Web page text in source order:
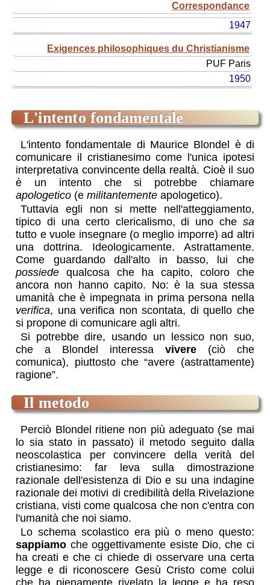
Correspondance
1947
Exigences philosophiques du Christianisme
PUF Paris
1950
L'intento fondamentale
L'intento fondamentale di Maurice Blondel è di
comunicare il cristianesimo come l'unica ipotesi
interpretativa convincente della realtà. Cioè il suo
è un intento che si potrebbe chiamare
apologetico (emilitantemente apologetico).
Tuttavia egli non si mette nell'atteggiamento,
tipico di una certo clericalismo, di uno che sa
tutto e vuole insegnare (o meglio imporre) ad altri
una dottrina. Ideologicamente. Astrattamente.
Come guardando dall'alto in basso, lui che
possiede qualcosa che ha capito, coloro che
ancora non hanno capito. No: è la sua stessa
umanità che è impegnata in prima persona nella
verifica, una verifica non scontata, di quello che
si propone di comunicare agli altri.
Si potrebbe dire, usando un lessico non suo,
che a Blondel interessa vivere(ciò che
comunica), piuttosto che “avere (astrattamente)
ragione”.
Il metodo
Perciò Blondel ritiene non più adeguato (se mai
lo sia stato in passato) il metodo seguito dalla
neoscolastica per convincere della verità del
cristianesimo: far leva sulla dimostrazione
razionale dell'esistenza di Dio e su una indagine
razionale dei motivi di credibilità della Rivelazione
cristiana, visti come qualcosa che non c'entra con
l'umanità che noi siamo.
Lo schema scolastico era più o meno questo:
sappiamo che oggettivamente esiste Dio, che ci
ha creati e che ci chiede di osservare una certa
legge e di riconoscere Gesù Cristo come colui
che ha pienamente rivelato la legge e ha reso